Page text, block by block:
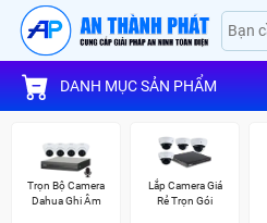
DANH MỤC SẢN PHẨM
Trọn Bộ Camera
Dahua Ghi Âm
Lắp Camera Giá
Rẻ Trọn Gói